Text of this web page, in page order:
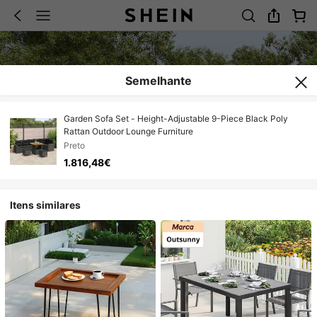
Semelhante
Garden Sofa Set - Height-Adjustable 9-Piece Black Poly
Rattan Outdoor Lounge Furniture
Preto
1.816,48€
Itens similares